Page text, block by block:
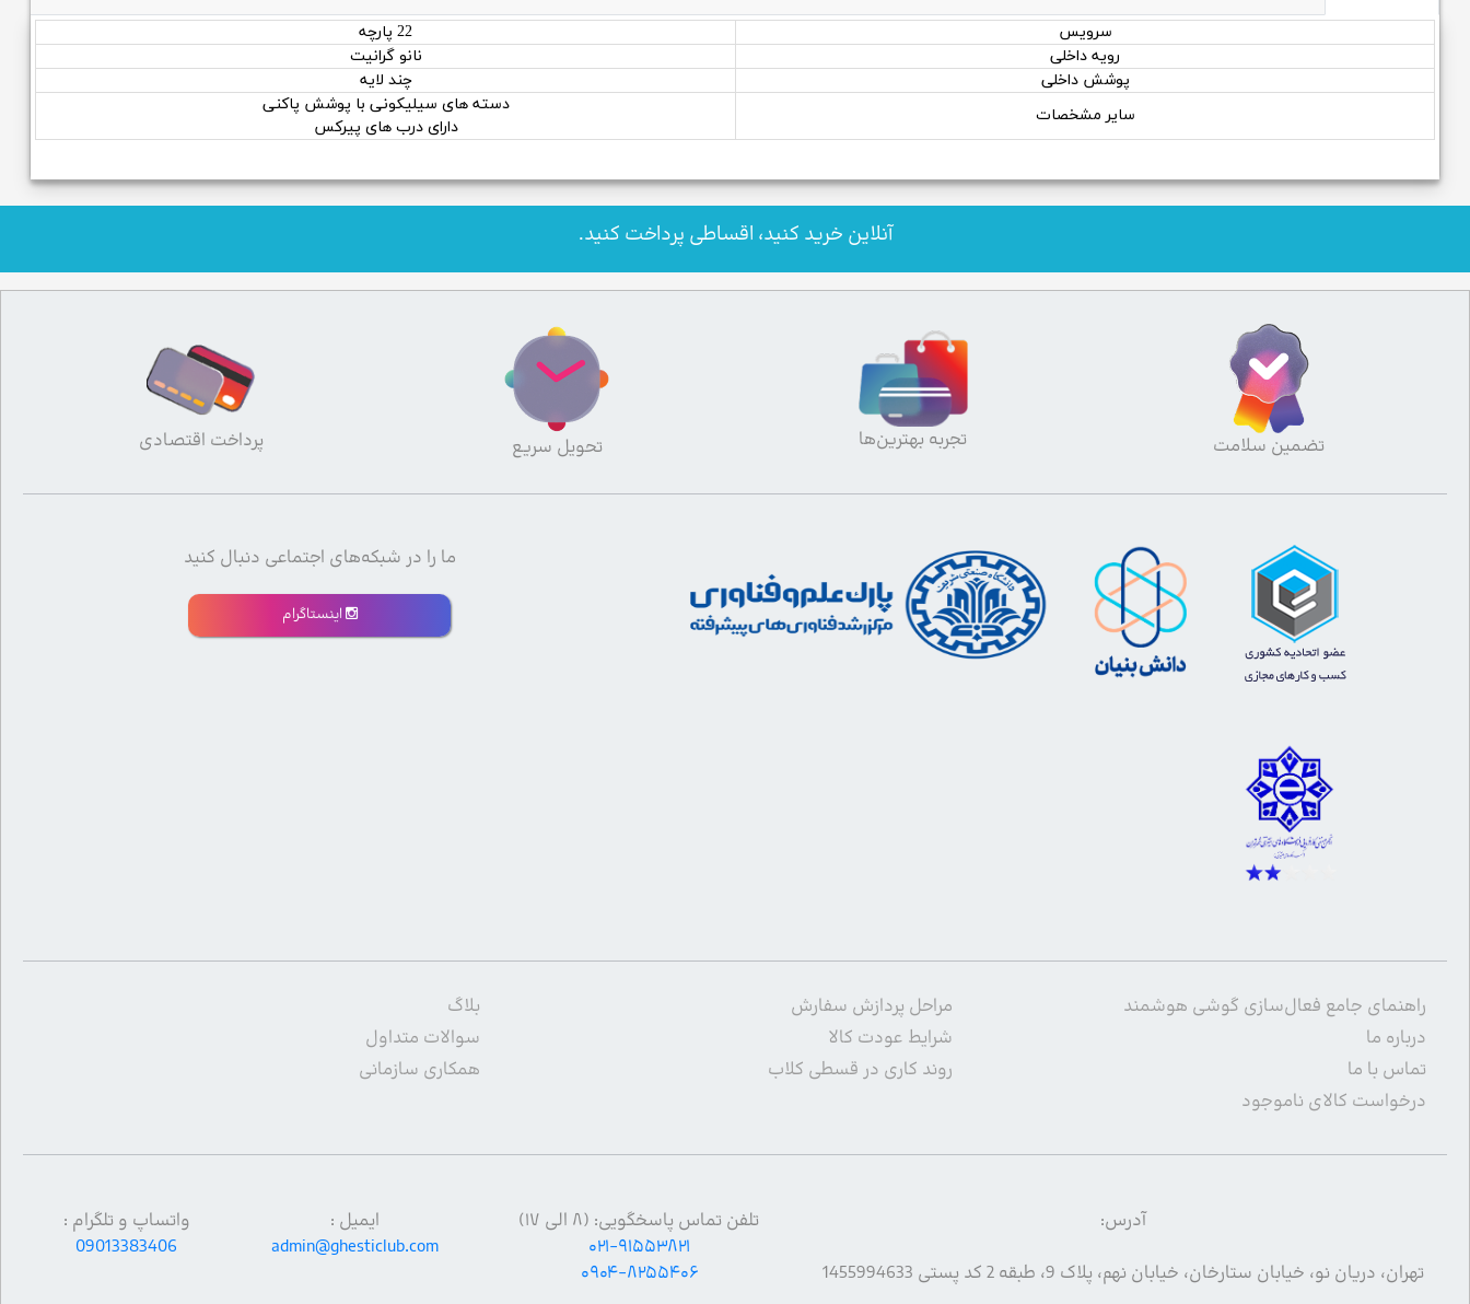
22 پارچه
سرویس
نانو گرانیت
رویه داخلی
چند لایه
پوشش داخلی
دسته های سیلیکونی با پوشش پاکنی
دارای درب های پیرکس
سایر مشخصات
آنلاین خرید کنید، اقساطی پرداخت کنید.
تضمین سلامت تجربه بهترین‌ها تحویل سریع پرداخت اقتصادی
ما را در شبکه‌های اجتماعی دنبال کنید
اینستاگرام
راهنمای جامع فعال‌سازی گوشی هوشمند مراحل پردازش سفارش
بلاگ
درباره ما
شرایط عودت کالا
سوالات متداول
تماس با ما
روند کاری در قسطی کلاب
همکاری سازمانی
درخواست کالای ناموجود
آدرس:
تهران، دریان نو، خیابان ستارخان، خیابان نهم، پلاک 9، طبقه 2 کد پستی 1455994633
تلفن تماس پاسخگویی: (۸ الی ۱۷)
۰۲۱-۹۱۵۵۳۸۲۱
۰۹۰۴-۸۲۵۵۴۰۶
ایمیل :
admin@ghesticlub.com
واتساپ و تلگرام :
09013383406